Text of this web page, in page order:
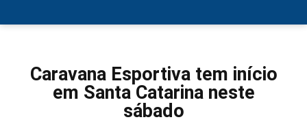
Caravana Esportiva tem início
em Santa Catarina neste
sábado